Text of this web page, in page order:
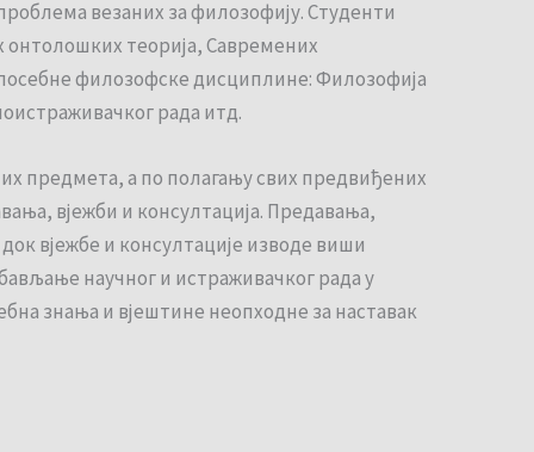
везаних за филозофију. Студенти
онтолошких теорија, Савремених
филозофске дисциплине: Филозофија
рада итд.
предмета, а по полагању свих предвиђених
вјежби и консултација. Предавања,
вјежбе и консултације изводе виши
научног и истраживачког рада у
знања и вјештине неопходне за наставак